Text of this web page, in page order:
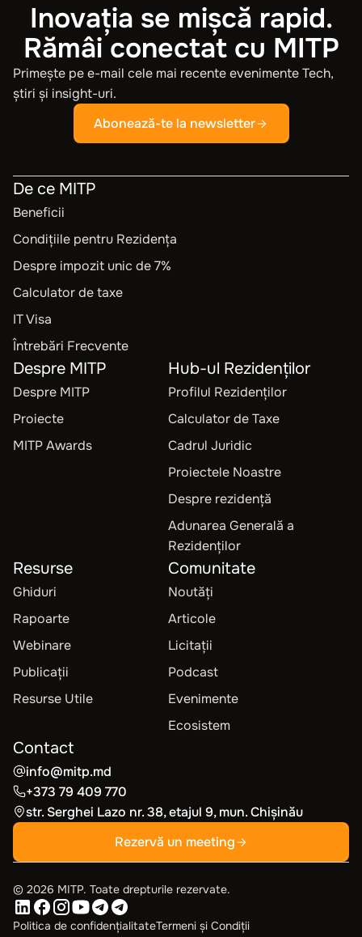
Inovația se mișcă rapid.
Rămâi conectat cu MITP
Primește pe e-mail cele mai recente evenimente Tech,
știri și insight-uri.
Abonează-te la newsletter
De ce MITP
Beneficii
Condițiile pentru Rezidența
Despre impozit unic de 7%
Calculator de taxe
IT Visa
Întrebări Frecvente
Despre MITP
Despre MITP
Proiecte
MITP Awards
Hub-ul Rezidenților
Profilul Rezidenților
Calculator de Taxe
Cadrul Juridic
Proiectele Noastre
Despre rezidență
Adunarea Generală a
Rezidenților
Resurse
Ghiduri
Rapoarte
Webinare
Publicații
Resurse Utile
Comunitate
Noutăți
Articole
Licitații
Podcast
Evenimente
Ecosistem
Contact
info@mitp.md
+373 79 409 770
str. Serghei Lazo nr. 38, etajul 9, mun. Chișinău
Rezervă un meeting
© 2026 MITP. Toate drepturile rezervate.
Politica de confidențialitateTermeni și Condiții